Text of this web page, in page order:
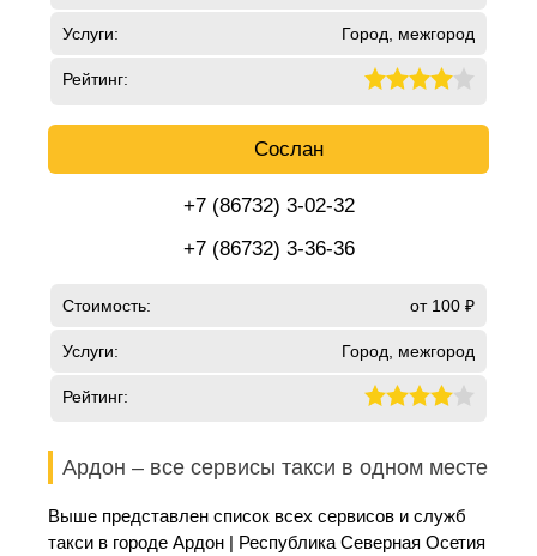
Услуги: Город, межгород
Рейтинг:
Сослан
+7 (86732) 3-02-32
+7 (86732) 3-36-36
Стоимость: от 100 ₽
Услуги: Город, межгород
Рейтинг:
Ардон – все сервисы такси в одном месте
Выше представлен список всех сервисов и служб
такси в городе Ардон | Республика Северная Осетия